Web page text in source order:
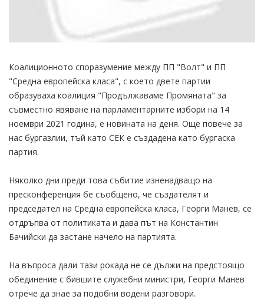
Коалиционното споразумение между ПП "Волт" и ПП
"Средна европейска класа", с което двете партии
образуваха коалиция "Продължаваме Промяната" за
съвместно явяване на парламентарните избори на 14
ноември 2021 година, е новината на деня. Още повече за
нас бургазлии, тъй като СЕК е създадена като бургаска
партия.
Няколко дни преди това събитие изненадващо на
пресконференция бе съобщено, че създателят и
председател на Средна европейска класа, Георги Манев, се
отдръпва от политиката и дава път на Константин
Бачийски да застане начело на партията.
На въпроса дали тази рокада не се дължи на предстоящо
обединение с бившите служебни министри, Георги Манев
отрече да знае за подобни водени разговори.